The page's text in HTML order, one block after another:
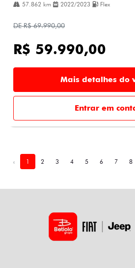
57.862 km 2022/2023 Flex
DE R$ 69.990,00
R$ 59.990,00
Mais detalhes do
Entrar em
‹ 1 2 3 4 5 6 7 8